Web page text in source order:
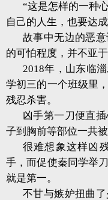
“这是怎样的一种
自己的人生，也要达
故事中无边的恶
的可怕程度，并不亚于
2018年，山东临
学初三的一个班级里
残忍杀害。
凶手第一刀便直
子到胸前等部位一共被
很难想象这样凶
手，而促使秦同学举
就是第一。
不甘与嫉妒扭曲